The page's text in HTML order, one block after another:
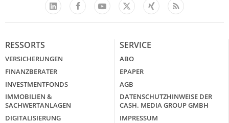
LinkedIn
FacebookYouTube
X
Xing Feed
RESSORTS
VERSICHERUNGEN
FINANZBERATER
INVESTMENTFONDS
IMMOBILIEN &
SACHWERTANLAGEN
DIGITALISIERUNG
SERVICE
ABO
EPAPER
AGB
DATENSCHUTZHINWEISE DER
CASH. MEDIA GROUP GMBH
IMPRESSUM